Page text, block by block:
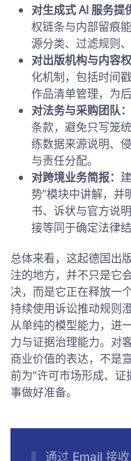
对生成式 AI 服务提
权链条与内部留痕
源分类、过滤规则
对出版机构与内容权
化机制，包括时间
作品清单管理，为
对法务与采购团队：
条款，避免只写笼
练数据来源说明、
与责任分配。
对跨境业务简报：
势”模块中讲解，
书、诉状与官方说
接等同于确定法律结
总体来看，这起德国出
注的地方，并不只是它
决，而是它正在释放一
持续使用诉讼推动规则
从单纯的模型能力，进
力与证据治理能力。对
商业价值的表达，不是
前为“许可市场形成、
事做好准备。
通过 Email 接